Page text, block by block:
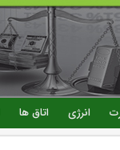
انرژی اتاق ها